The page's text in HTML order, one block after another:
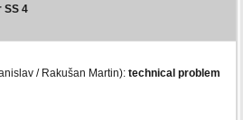
SS 4
/ Rakušan Martin): technical problem